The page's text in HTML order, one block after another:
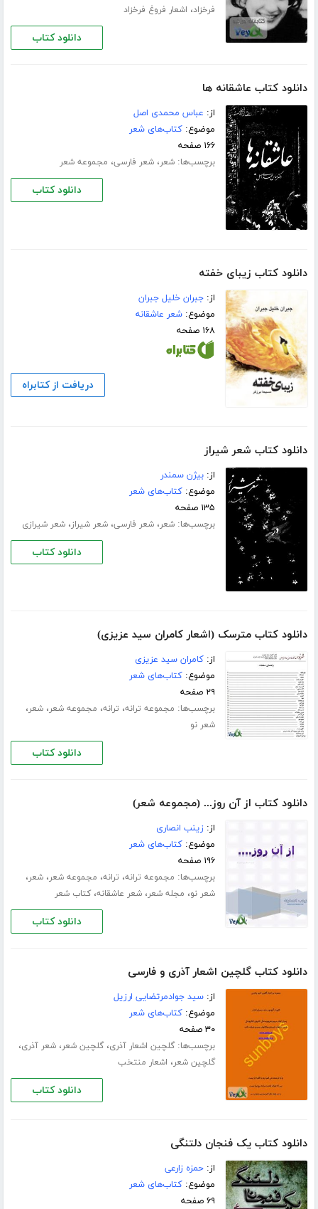
فرخزاد، اشعار فروغ فرخزاد
دانلود کتاب
دانلود کتاب عاشقانه ها
از: عباس محمدی اصل
موضوع:کتاب‌های شعر
۱۶۶ صفحه
برچسب‌ها:شعر،شعر فارسی، مجموعه شعر
دانلود کتاب
دانلود کتاب زیبای خفته
از:جبران خلیل جبران
موضوع:شعر عاشقانه
۱۶۸ صفحه
دریافت از کتابراه
دانلود کتاب شعر شیراز
از:بیژن سمندر
موضوع:کتاب‌های شعر
۱۳۵ صفحه
برچسب‌ها:شعر،شعر فارسی،شعر شیراز،شعر شیرازی
دانلود کتاب
دانلود کتاب مترسک (اشعار کامران سید عزیزی)
از:کامران سید عزیزی
موضوع:کتاب‌های شعر
۲۹ صفحه
برچسب‌ها: مجموعه ترانه، ترانه، مجموعه شعر،شعر،
شعر نو
دانلود کتاب
دانلود کتاب از آن روز... (مجموعه شعر)
از:زینب انصاری
موضوع:کتاب‌های شعر
۱۹۶ صفحه
برچسب‌ها: مجموعه ترانه، ترانه، مجموعه شعر،شعر،
شعر نو، مجله شعر،شعر عاشقانه،کتاب شعر
دانلود کتاب
دانلود کتاب گلچین اشعار آذری و فارسی
از:سید جوادمرتضایی ارزیل
موضوع:کتاب‌های شعر
۳۰ صفحه
برچسب‌ها:گلچین اشعار آذری،گلچین شعر،شعر آذری،
گلچین شعر، اشعار منتخب
دانلود کتاب
دانلود کتاب یک فنجان دلتنگی
از:حمزه زارعی
موضوع:کتاب‌های شعر
۶۹ صفحه